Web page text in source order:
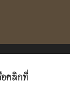
คลิกที่